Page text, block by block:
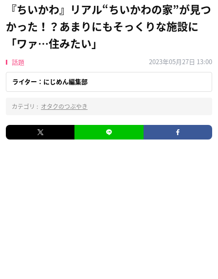
『ちいかわ』リアル“ちいかわの家”が見つ
かった！？あまりにもそっくりな施設に
「ワァ…住みたい」
話題 2023年05月27日 13:00
ライター：にじめん編集部
カテゴリ : オタクのつぶやき